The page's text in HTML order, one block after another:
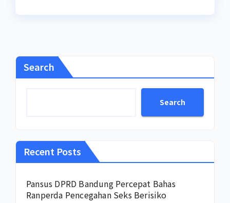
Search
Search
Recent Posts
Pansus DPRD Bandung Percepat Bahas
Ranperda Pencegahan Seks Berisiko